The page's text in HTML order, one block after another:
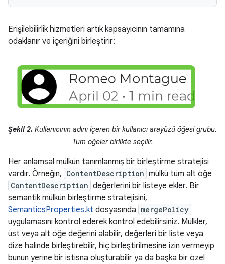
Erişilebilirlik hizmetleri artık kapsayıcının tamamına
odaklanır ve içeriğini birleştirir:
Şekil 2. Kullanıcının adını içeren bir kullanıcı arayüzü öğesi grubu.
Tüm öğeler birlikte seçilir.
Her anlamsal mülkün tanımlanmış bir birleştirme stratejisi
vardır. Örneğin, ContentDescription mülkü tüm alt öğe
ContentDescription değerlerini bir listeye ekler. Bir
semantik mülkün birleştirme stratejisini,
SemanticsProperties.kt dosyasında mergePolicy
uygulamasını kontrol ederek kontrol edebilirsiniz. Mülkler,
üst veya alt öğe değerini alabilir, değerleri bir liste veya
dize halinde birleştirebilir, hiç birleştirilmesine izin vermeyip
bunun yerine bir istisna oluşturabilir ya da başka bir özel